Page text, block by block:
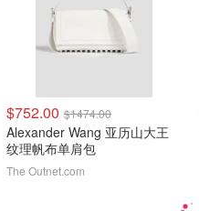
$752.00 $1474.00
Alexander Wang 亚历山大王
纹理帆布单肩包
The Outnet.com